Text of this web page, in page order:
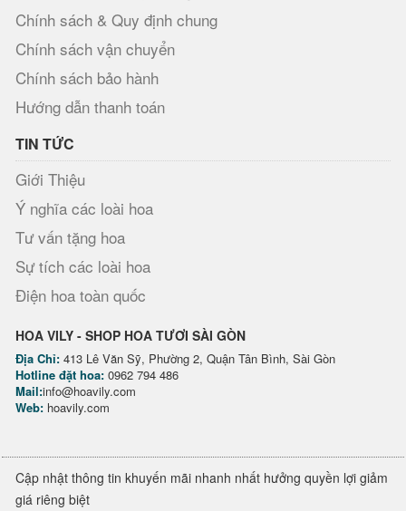
Chính sách & Quy định chung
Chính sách vận chuyển
Chính sách bảo hành
Hướng dẫn thanh toán
TIN TỨC
Giới Thiệu
Ý nghĩa các loài hoa
Tư vấn tặng hoa
Sự tích các loài hoa
Điện hoa toàn quốc
HOA VILY - SHOP HOA TƯƠI SÀI GÒN
Địa Chỉ: 413 Lê Văn Sỹ, Phường 2, Quận Tân Bình, Sài Gòn
Hotline đặt hoa: 0962 794 486
Mail:info@hoavily.com
Web: hoavily.com
Cập nhật thông tin khuyến mãi nhanh nhất hưởng quyền lợi giảm
giá riêng biệt